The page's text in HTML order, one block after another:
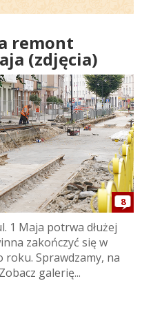
remont
(zdjęcia)
8
1 Maja potrwa dłużej
zakończyć się w
roku. Sprawdzamy, na
galerię...